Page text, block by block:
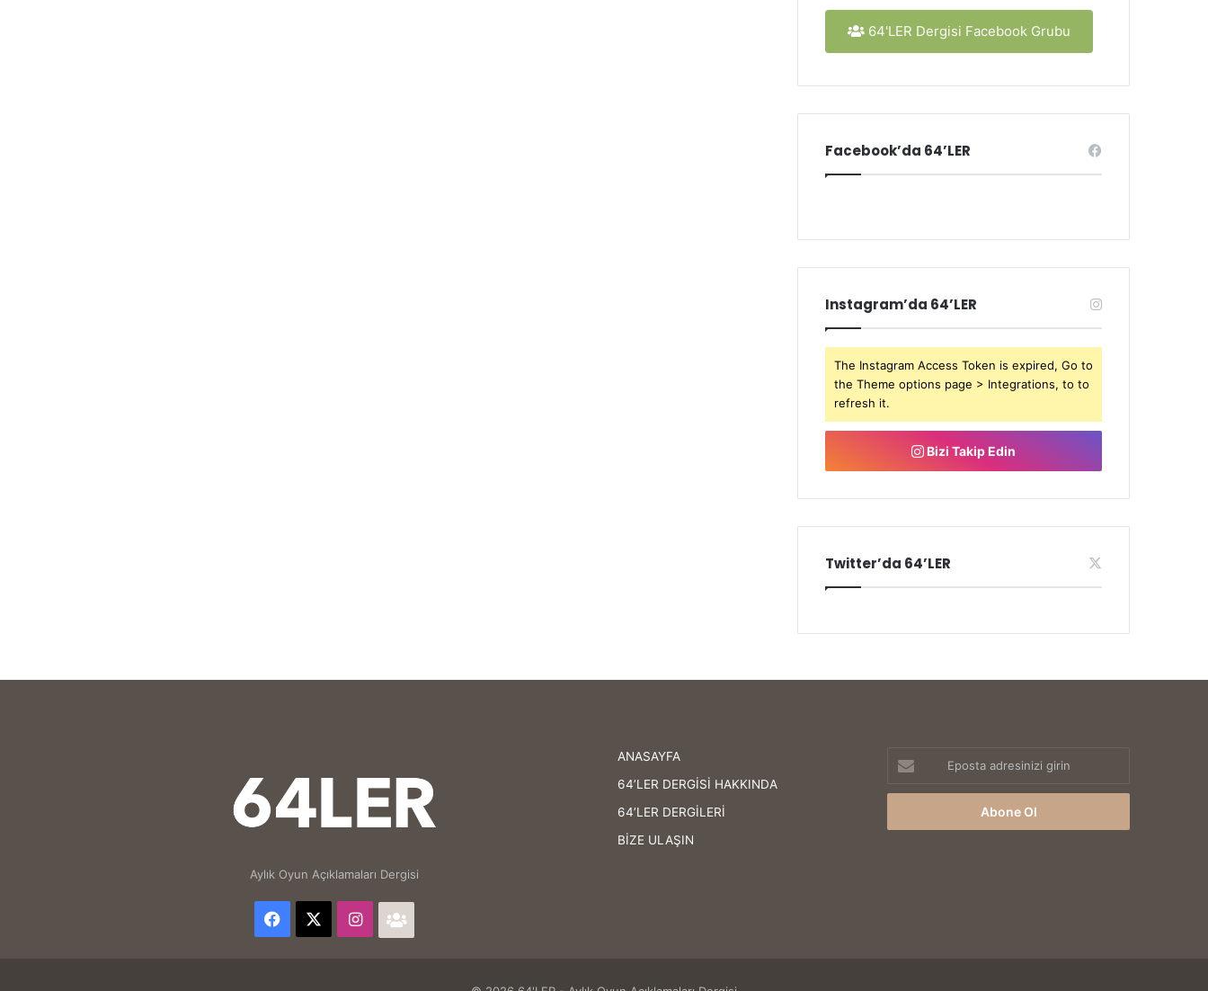
64'LER Dergisi Facebook Grubu
Facebook’da 64’LER
Instagram’da 64’LER
The Instagram Access Token is expired, Go to
the Theme options page > Integrations, to to
refresh it.
Bizi Takip Edin
Twitter’da 64’LER
Aylık Oyun Açıklamaları Dergisi
Facebook Instagram
ANASAYFA
64’LER DERGİSİ HAKKINDA
64’LER DERGİLERİ
BİZE ULAŞIN
adresinizi
girin